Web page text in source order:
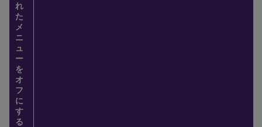
れ
た
メ
ニ
ュ
ー
を
オ
フ
に
す
る